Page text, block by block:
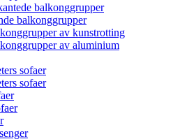
balkonggrupper
balkonggrupper
av kunstrotting
av aluminium
sofaer
sofaer